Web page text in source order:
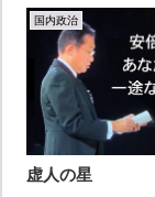
国内政治
虚人の星